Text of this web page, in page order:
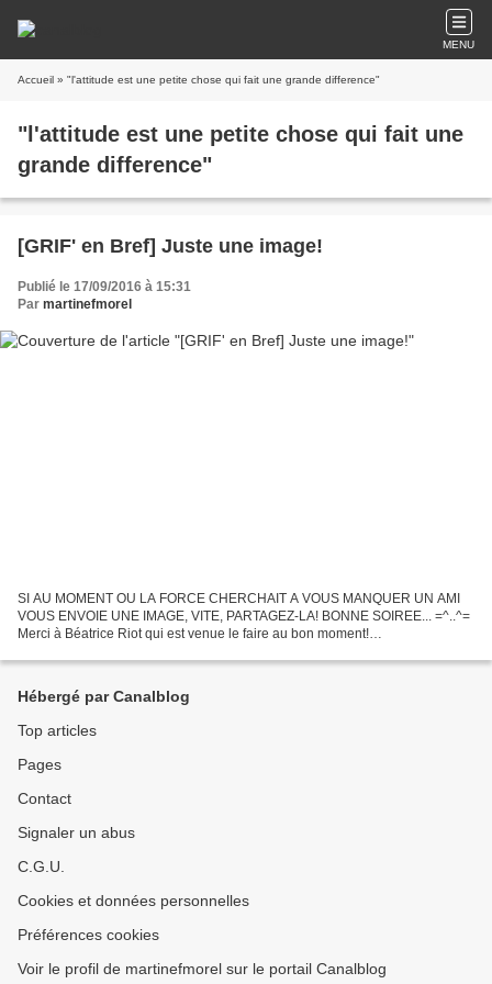
MENU
Accueil » "l'attitude est une petite chose qui fait une grande difference"
"l'attitude est une petite chose qui fait une
grande difference"
[GRIF' en Bref] Juste une image!
Publié le 17/09/2016 à 15:31
Par martinefmorel
SI AU MOMENT OU LA FORCE CHERCHAIT A VOUS MANQUER UN AMI
VOUS ENVOIE UNE IMAGE, VITE, PARTAGEZ-LA! BONNE SOIREE... =^..^=
Merci à Béatrice Riot qui est venue le faire au bon moment!
Hébergé par Canalblog
Top articles
Pages
Contact
Signaler un abus
C.G.U.
Cookies et données personnelles
Préférences cookies
Voir le profil de martinefmorel sur le portail Canalblog